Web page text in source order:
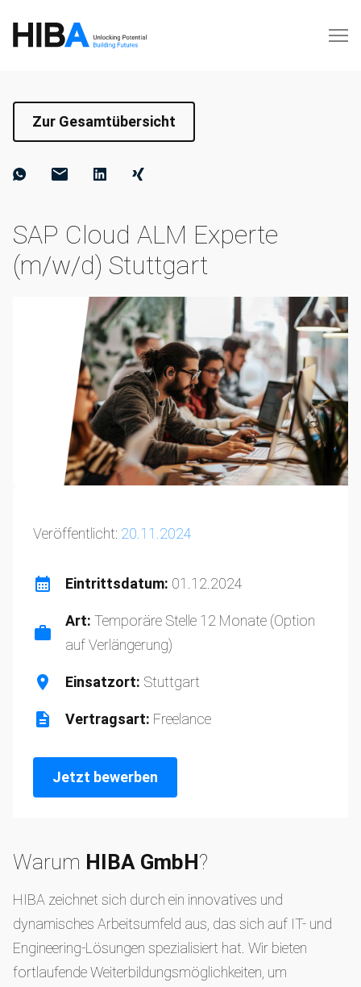
Zur Gesamtübersicht
SAP Cloud ALM Experte
(m/w/d) Stuttgart
Veröffentlicht: 20.11.2024
Eintrittsdatum: 01.12.2024
Art: Temporäre Stelle 12 Monate (Option
auf Verlängerung)
Einsatzort: Stuttgart
Vertragsart: Freelance
Jetzt bewerben
Warum HIBA GmbH?
HIBA zeichnet sich durch ein innovatives und
dynamisches Arbeitsumfeld aus, das sich auf IT- und
Engineering-Lösungen spezialisiert hat. Wir bieten
fortlaufende Weiterbildungsmöglichkeiten, um